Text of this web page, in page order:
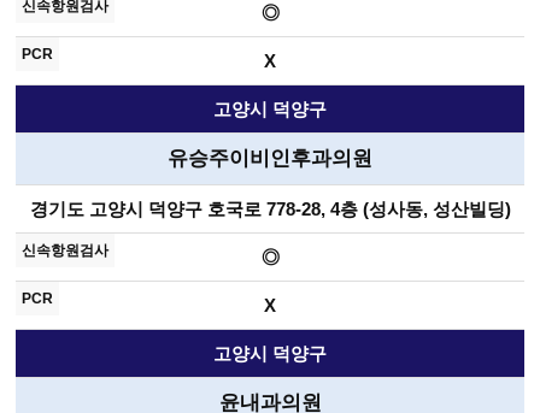
◎
X
고양시 덕양구
유승주이비인후과의원
경기도 고양시 덕양구 호국로 778-28, 4층 (성사동, 성산빌딩)
◎
X
고양시 덕양구
윤내과의원